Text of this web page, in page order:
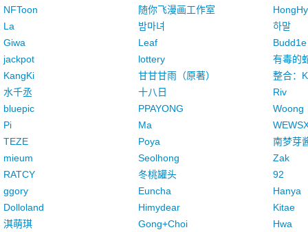
NFToon
随你飞漫画工作室
La
밤마녀
하말
Giwa
Leaf
Budd1e
jackpot
lottery
有毒的
KangKi
甘甘甘雨（原著）
整合：
水千丞
十八日
Riv
bluepic
PPAYONG
Woong
Pi
Ma
TEZE
Poya
南梦芽
mieum
Seolhong
Zak
RATCY
冬桃罐头
92
ggory
Euncha
Hanya
Dolloland
Himydear
Kitae
淇萌琪
Gong+Choi Hwa